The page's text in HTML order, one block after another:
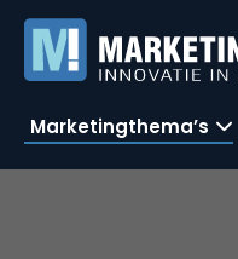
Marketingthema’s